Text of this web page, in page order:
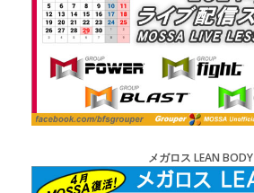
メガロス LEAN BODY